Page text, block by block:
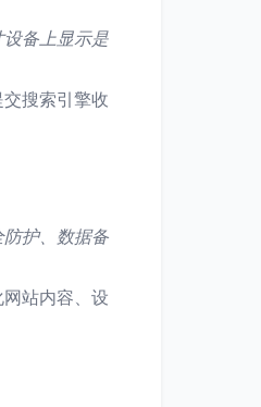
备上显示是
搜索引擎收
护、数据备
站内容、设